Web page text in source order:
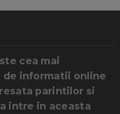
cea mai
de informatii online
parintilor si
intre in aceasta